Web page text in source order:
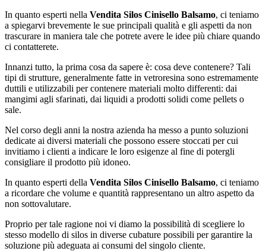
In quanto esperti nella Vendita Silos Cinisello Balsamo, ci teniamo
a spiegarvi brevemente le sue principali qualità e gli aspetti da non
trascurare in maniera tale che potrete avere le idee più chiare quando
ci contatterete.
Innanzi tutto, la prima cosa da sapere è: cosa deve contenere? Tali
tipi di strutture, generalmente fatte in vetroresina sono estremamente
duttili e utilizzabili per contenere materiali molto differenti: dai
mangimi agli sfarinati, dai liquidi a prodotti solidi come pellets o
sale.
Nel corso degli anni la nostra azienda ha messo a punto soluzioni
dedicate ai diversi materiali che possono essere stoccati per cui
invitiamo i clienti a indicare le loro esigenze al fine di potergli
consigliare il prodotto più idoneo.
In quanto esperti della Vendita Silos Cinisello Balsamo, ci teniamo
a ricordare che volume e quantità rappresentano un altro aspetto da
non sottovalutare.
Proprio per tale ragione noi vi diamo la possibilità di scegliere lo
stesso modello di silos in diverse cubature possibili per garantire la
soluzione più adeguata ai consumi del singolo cliente.